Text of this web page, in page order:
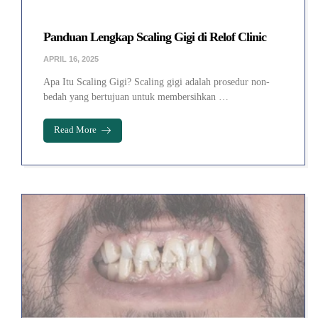
Panduan Lengkap Scaling Gigi di Relof Clinic
APRIL 16, 2025
Apa Itu Scaling Gigi? Scaling gigi adalah prosedur non-
bedah yang bertujuan untuk membersihkan …
Read More